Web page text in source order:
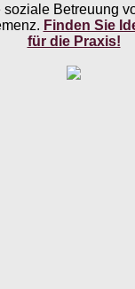
soziale Betreuung
Finden Sie
für die Praxis!